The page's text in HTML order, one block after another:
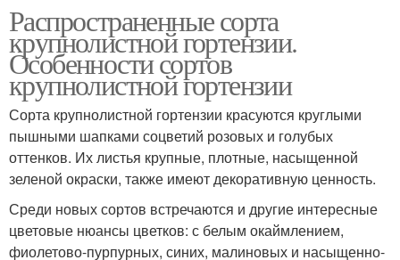
Распространенные сорта
крупнолистной гортензии.
Особенности сортов
крупнолистной гортензии
Сорта крупнолистной гортензии красуются круглыми
пышными шапками соцветий розовых и голубых
оттенков. Их листья крупные, плотные, насыщенной
зеленой окраски, также имеют декоративную ценность.
Среди новых сортов встречаются и другие интересные
цветовые нюансы цветков: с белым окаймлением,
фиолетово-пурпурных, синих, малиновых и насыщенно-